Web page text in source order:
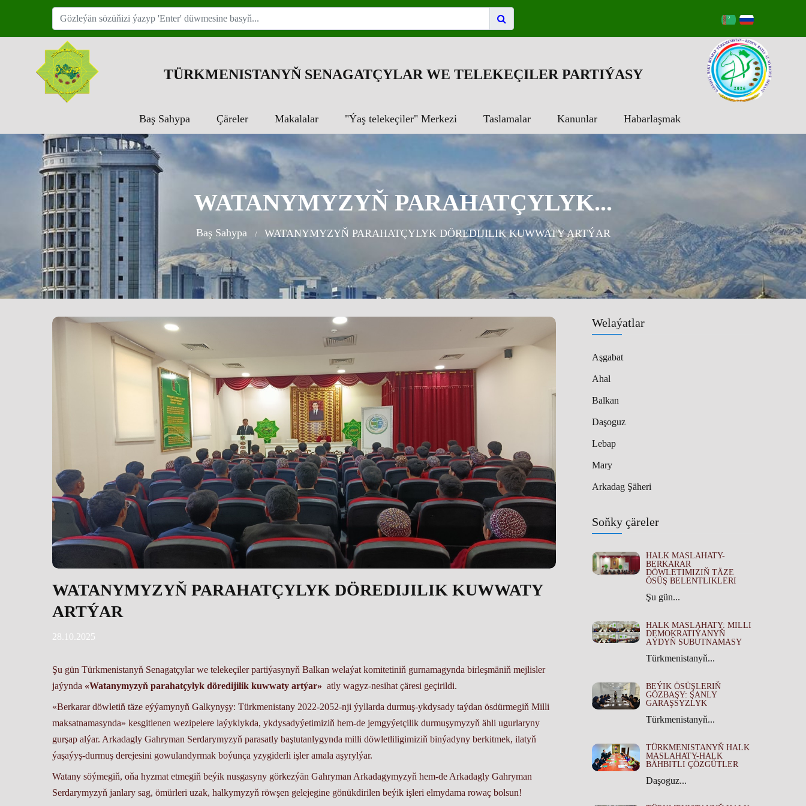
TÜRKMENISTANYŇ SENAGATÇYLAR WE TELEKEÇILER PARTIÝASY
Baş Sahypa Çäreler Makalalar "Ýaş telekeçiler" Merkezi Taslamalar Kanunlar Habarlaşmak
WATANYMYZYŇ PARAHATÇYLYK...
Baş Sahypa WATANYMYZYŇ PARAHATÇYLYK DÖREDIJILIK KUWWATY ARTÝAR
Welaýatlar
Aşgabat
Ahal
Balkan
Daşoguz
Lebap
Mary
Arkadag Şäheri
Soňky çäreler
HALK MASLAHATY-
BERKARAR
DÖWLETIMIZIŇ TÄZE
ÖSÜŞ BELENTLIKLERI
Şu gün...
HALK MASLAHATY: MILLI
DEMOKRATIÝANYŇ
AÝDYŇ SUBUTNAMASY
Türkmenistanyň...
BEÝIK ÖSÜŞLERIŇ
GÖZBAŞY: ŞANLY
GARAŞSYZLYK
Türkmenistanyň...
TÜRKMENISTANYŇ HALK
MASLAHATY-HALK
BÄHBITLI ÇÖZGÜTLER
Daşoguz...
WATANYMYZYŇ PARAHATÇYLYK DÖREDIJILIK KUWWATY
ARTÝAR
28.10.2025
Şu gün Türkmenistanyň Senagatçylar we telekeçiler partiýasynyň Balkan welaýat komitetiniň gurnamagynda birleşmäniň mejlisler
jaýynda «Watanymyzyň parahatçylyk döredijilik kuwwaty artýar» atly wagyz-nesihat çäresi geçirildi.
«Berkarar döwletiň täze eýýamynyň Galkynyşy: Türkmenistany 2022-2052-nji ýyllarda durmuş-ykdysady taýdan ösdürmegiň Milli
maksatnamasynda» kesgitlenen wezipelere laýyklykda, ykdysadyýetimiziň hem-de jemgyýetçilik durmuşymyzyň ähli ugurlaryny
gurşap alýar. Arkadagly Gahryman Serdarymyzyň parasatly baştutanlygynda milli döwletliligimiziň binýadyny berkitmek, ilatyň
ýaşaýyş-durmuş derejesini gowulandyrmak boýunça yzygiderli işler amala aşyrylýar.
Watany söýmegiň, oňa hyzmat etmegiň beýik nusgasyny görkezýän Gahryman Arkadagymyzyň hem-de Arkadagly Gahryman
Serdarymyzyň janlary sag, ömürleri uzak, halkymyzyň röwşen gelejegine gönükdirilen beýik işleri elmydama rowaç bolsun!